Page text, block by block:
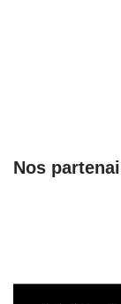
Nos